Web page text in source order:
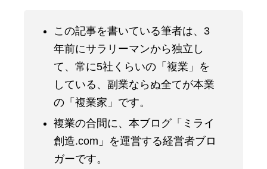
この記事を書いている筆者は、3
年前にサラリーマンから独立し
て、常に5社くらいの「複業」を
している、副業ならぬ全てが本業
の「複業家」です。
複業の合間に、本ブログ「ミライ
創造.com」を運営する経営者ブロ
ガーです。